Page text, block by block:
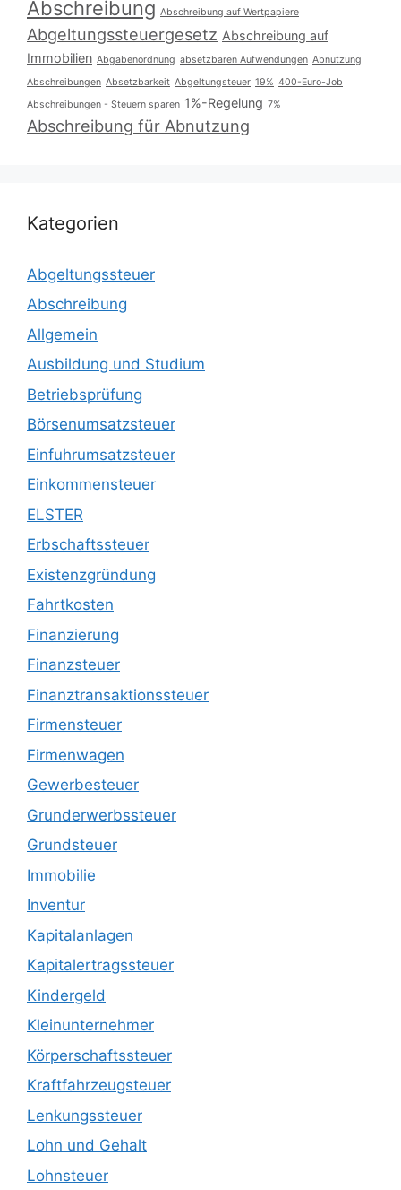
Abschreibung Abschreibung auf Wertpapiere
Abgeltungssteuergesetz Abschreibung auf
Immobilien Abgabenordnung absetzbaren Aufwendungen Abnutzung
Abschreibungen Absetzbarkeit Abgeltungsteuer 19% 400-Euro-Job
Abschreibungen - Steuern sparen 1%-Regelung 7%
Abschreibung für Abnutzung
Kategorien
Abgeltungssteuer
Abschreibung
Allgemein
Ausbildung und Studium
Betriebsprüfung
Börsenumsatzsteuer
Einfuhrumsatzsteuer
Einkommensteuer
ELSTER
Erbschaftssteuer
Existenzgründung
Fahrtkosten
Finanzierung
Finanzsteuer
Finanztransaktionssteuer
Firmensteuer
Firmenwagen
Gewerbesteuer
Grunderwerbssteuer
Grundsteuer
Immobilie
Inventur
Kapitalanlagen
Kapitalertragssteuer
Kindergeld
Kleinunternehmer
Körperschaftssteuer
Kraftfahrzeugsteuer
Lenkungssteuer
Lohn und Gehalt
Lohnsteuer